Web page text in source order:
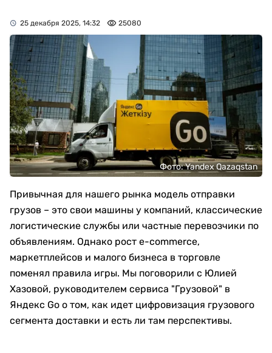
25 декабря 2025, 14:32 25080
Фото: Yandex Qazaqstan
Привычная для нашего рынка модель отправки
грузов – это свои машины у компаний, классические
логистические службы или частные перевозчики по
объявлениям. Однако рост e-commerce,
маркетплейсов и малого бизнеса в торговле
поменял правила игры. Мы поговорили с Юлией
Хазовой, руководителем сервиса "Грузовой" в
Яндекс Go о том, как идет цифровизация грузового
сегмента доставки и есть ли там перспективы.